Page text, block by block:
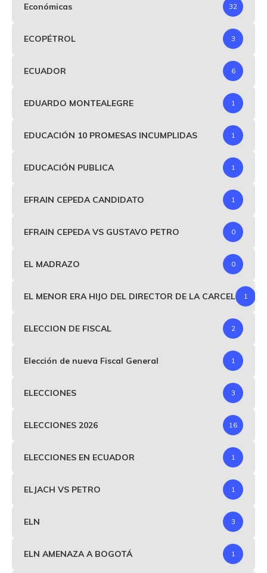
Económicas 32
ECOPÉTROL 3
ECUADOR 6
EDUARDO MONTEALEGRE 1
EDUCACIÓN 10 PROMESAS INCUMPLIDAS 1
EDUCACIÓN PUBLICA 1
EFRAIN CEPEDA CANDIDATO 1
EFRAIN CEPEDA VS GUSTAVO PETRO 0
EL MADRAZO 0
EL MENOR ERA HIJO DEL DIRECTOR DE LA CARCEL 1
ELECCION DE FISCAL 2
Elección de nueva Fiscal General 1
ELECCIONES 3
ELECCIONES 2026 16
ELECCIONES EN ECUADOR 1
ELJACH VS PETRO 1
ELN 3
ELN AMENAZA A BOGOTÁ 1